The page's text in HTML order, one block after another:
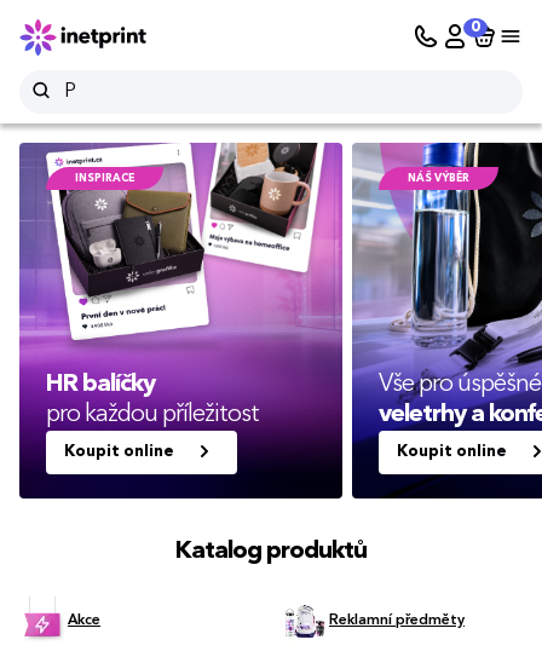
0
INSPIRACE
HR balíčky
pro každou příležitost
Koupit online
NÁŠ VÝBĚR
Vše pro úspěšné
veletrhy a
Koupit online
Katalog produktů
Akce Reklamní předměty